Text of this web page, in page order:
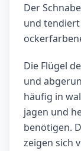
Der
und
Die Flügel
und
häufig in
jagen und
benötigen.
zeigen sich